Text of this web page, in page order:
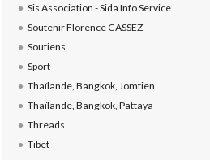
Sis Association - Sida Info Service
Soutenir Florence CASSEZ
Soutiens
Sport
Thaïlande, Bangkok, Jomtien
Thaïlande, Bangkok, Pattaya
Threads
Tibet